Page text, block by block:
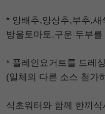
* 양배추,양상추,부추,새
방울토마토,구운 두부
* 플레인요거트를 드레
(일체의 다른 소스 첨가
식초워터와 함께 한끼식